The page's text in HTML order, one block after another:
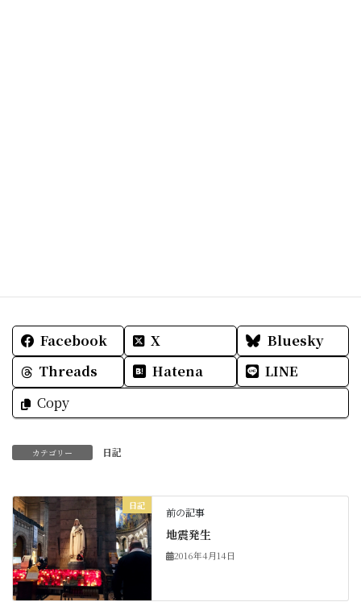
Facebook X
Bluesky
Threads
Hatena
LINE
Copy
カテゴリー 日記
日記
前の記事
地震発生
2016年4月14日